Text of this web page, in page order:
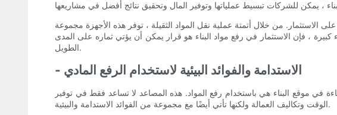
الاستثمار. من خلال أتمتة عملية نقل المواد الثقيلة ، توفر هذه الأجهزة مجموعة
، فإن الاستثمار في رفع مواد البناء هو قرار يمكن أن يؤتي ثماره على المدى
الطويل.
- الاستدامة والفوائد البيئية لاستخدام الرفع المادي
في موقع البناء هي باستخدام رفع المواد. هذه المصاعد لا تساعد فقط في توفير
الوقت وتكاليف العمالة ولكنها تأتي أيضًا مع مجموعة من الفوائد الاستدامة والبيئية.